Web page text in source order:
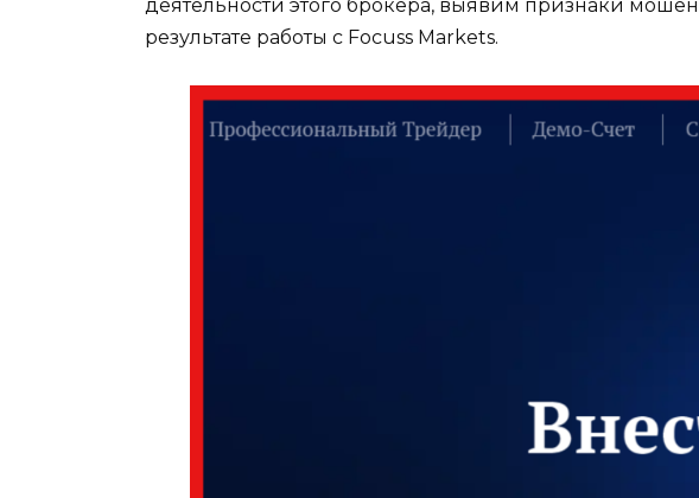
деятельности этого брокера, выявим признаки
результате работы с Focuss Markets.